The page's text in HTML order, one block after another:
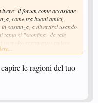
il forum come occasione
come tra buoni amici,
sostanza, a divertirsi usando
tanto si "sconfina" da tale
(o molto raramente) cadere
o credibilità al forum.
nella sezione
si tirano mai indietro dalle
le ragioni del tuo